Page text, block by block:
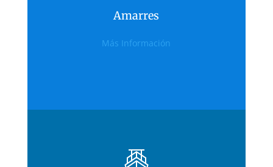
Amarres
Más Información
Amarres
desde 140€/Mes